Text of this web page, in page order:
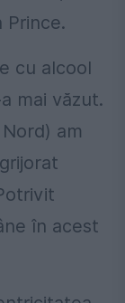
cu alcool
mai văzut.
am
în acest